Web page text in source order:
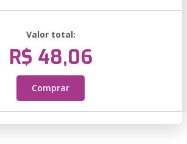
Valor total:
R$ 48,06
Comprar